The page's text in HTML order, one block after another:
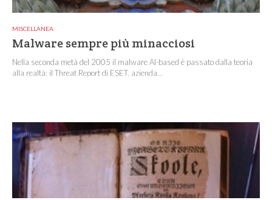
MISCELLANEA
Malware sempre più minacciosi
Nella seconda metà del 2005 il malware AI-based è passato dalla teoria
alla realtà: il Threat Report di ESET, azienda...